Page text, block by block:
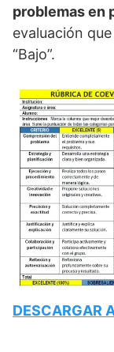
problemas en
evaluación
“Bajo”.
DESCARGAR